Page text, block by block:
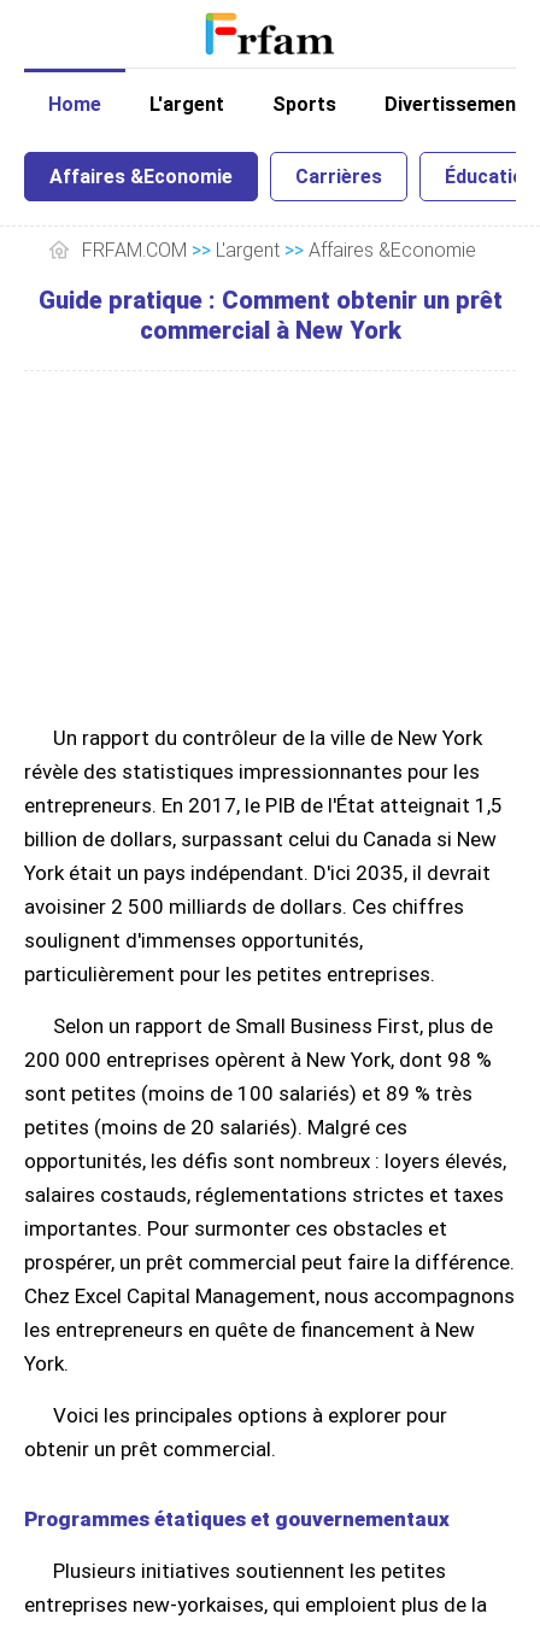
Home L'argent Sports Divertissement
Affaires &Economie Carrières Éducation
FRFAM.COM >> L'argent >> Affaires &Economie
Guide pratique : Comment obtenir un prêt
commercial à New York
Un rapport du contrôleur de la ville de New York
révèle des statistiques impressionnantes pour les
entrepreneurs. En 2017, le PIB de l'État atteignait 1,5
billion de dollars, surpassant celui du Canada si New
York était un pays indépendant. D'ici 2035, il devrait
avoisiner 2 500 milliards de dollars. Ces chiffres
soulignent d'immenses opportunités,
particulièrement pour les petites entreprises.
Selon un rapport de Small Business First, plus de
200 000 entreprises opèrent à New York, dont 98 %
sont petites (moins de 100 salariés) et 89 % très
petites (moins de 20 salariés). Malgré ces
opportunités, les défis sont nombreux : loyers élevés,
salaires costauds, réglementations strictes et taxes
importantes. Pour surmonter ces obstacles et
prospérer, un prêt commercial peut faire la différence.
Chez Excel Capital Management, nous accompagnons
les entrepreneurs en quête de financement à New
York.
Voici les principales options à explorer pour
obtenir un prêt commercial.
Programmes étatiques et gouvernementaux
Plusieurs initiatives soutiennent les petites
entreprises new-yorkaises, qui emploient plus de la